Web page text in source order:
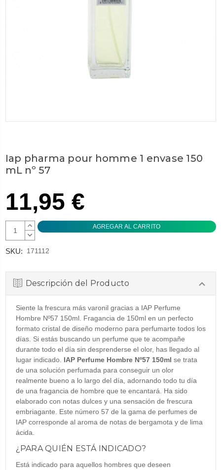
Iap pharma pour homme 1 envase 150
mL nº 57
11,95 €
AUMENTAR
CANTIDAD:
DISMINUIR
SKU: 171112
Descripción del Producto
Siente la frescura más varonil gracias a IAP Perfume
Hombre Nº57 150ml. Fragancia de 150ml en un perfecto
formato cristal de diseño moderno para perfumarte todos los
días. Si estás buscando un perfume que te acompañe
durante todo el día sin desprenderse el olor, has llegado al
lugar indicado. IAP Perfume Hombre Nº57 150ml se trata
de una solución perfumada para conseguir un olor
realmente bueno a lo largo del día, adornando todo tu día
de una fragancia de hombre que te encantará. Ha sido
elaborado con notas dulces y una sensación de frescura
embriagante. Este número 57 de la gama de perfumes de
IAP corresponde al aroma de notas de bergamota y de lima
ácida.
¿PARA QUIÉN ESTÁ INDICADO?
Está indicado para aquellos hombres que deseen